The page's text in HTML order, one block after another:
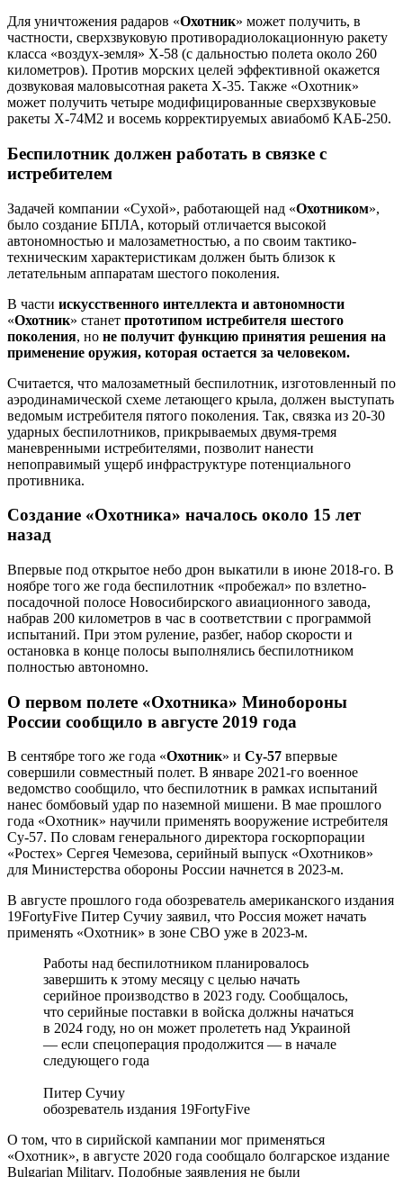
Для уничтожения радаров «Охотник» может получить, в
частности, сверхзвуковую противорадиолокационную ракету
класса «воздух-земля» Х-58 (с дальностью полета около 260
километров). Против морских целей эффективной окажется
дозвуковая маловысотная ракета X-35. Также «Охотник»
может получить четыре модифицированные сверхзвуковые
ракеты X-74M2 и восемь корректируемых авиабомб КАБ-250.
Беспилотник должен работать в связке с
истребителем
Задачей компании «Сухой», работающей над «Охотником»,
было создание БПЛА, который отличается высокой
автономностью и малозаметностью, а по своим тактико-
техническим характеристикам должен быть близок к
летательным аппаратам шестого поколения.
В части искусственного интеллекта и автономности
«Охотник» станет прототипом истребителя шестого
поколения, но не получит функцию принятия решения на
применение оружия, которая остается за человеком.
Считается, что малозаметный беспилотник, изготовленный по
аэродинамической схеме летающего крыла, должен выступать
ведомым истребителя пятого поколения. Так, связка из 20-30
ударных беспилотников, прикрываемых двумя-тремя
маневренными истребителями, позволит нанести
непоправимый ущерб инфраструктуре потенциального
противника.
Создание «Охотника» началось около 15 лет
назад
Впервые под открытое небо дрон выкатили в июне 2018-го. В
ноябре того же года беспилотник «пробежал» по взлетно-
посадочной полосе Новосибирского авиационного завода,
набрав 200 километров в час в соответствии с программой
испытаний. При этом руление, разбег, набор скорости и
остановка в конце полосы выполнялись беспилотником
полностью автономно.
О первом полете «Охотника» Минобороны
России сообщило в августе 2019 года
В сентябре того же года «Охотник» и Су-57 впервые
совершили совместный полет. В январе 2021-го военное
ведомство сообщило, что беспилотник в рамках испытаний
нанес бомбовый удар по наземной мишени. В мае прошлого
года «Охотник» научили применять вооружение истребителя
Су-57. По словам генерального директора госкорпорации
«Ростех» Сергея Чемезова, серийный выпуск «Охотников»
для Министерства обороны России начнется в 2023-м.
В августе прошлого года обозреватель американского издания
19FortyFive Питер Сучиу заявил, что Россия может начать
применять «Охотник» в зоне СВО уже в 2023-м.
Работы над беспилотником планировалось
завершить к этому месяцу с целью начать
серийное производство в 2023 году. Сообщалось,
что серийные поставки в войска должны начаться
в 2024 году, но он может пролететь над Украиной
— если спецоперация продолжится — в начале
следующего года
Питер Сучиу
обозреватель издания 19FortyFive
О том, что в сирийской кампании мог применяться
«Охотник», в августе 2020 года сообщало болгарское издание
Bulgarian Military. Подобные заявления не были